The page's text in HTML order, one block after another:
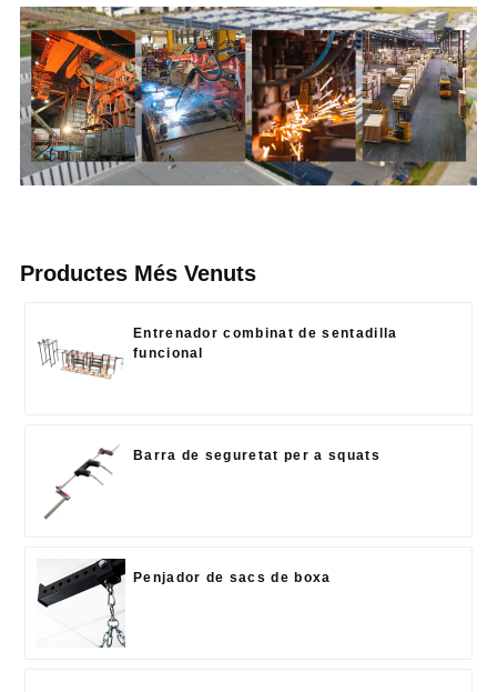
Productes Més Venuts
Entrenador combinat de sentadilla
funcional
Barra de seguretat per a squats
Penjador de sacs de boxa